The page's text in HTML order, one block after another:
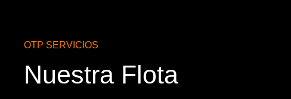
OTP SERVICIOS
Nuestra Flota